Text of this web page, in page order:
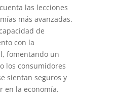
las lecciones
más avanzadas.
de
con la
fomentando un
los consumidores
sientan seguros y
en la economía.